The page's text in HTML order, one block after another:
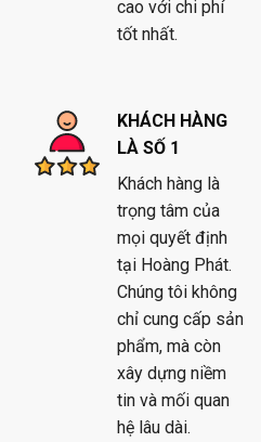
cao với chi phí
tốt nhất.
KHÁCH HÀNG
LÀ SỐ 1
Khách hàng là
trọng tâm của
mọi quyết định
tại Hoàng Phát.
Chúng tôi không
chỉ cung cấp sản
phẩm, mà còn
xây dựng niềm
tin và mối quan
hệ lâu dài.